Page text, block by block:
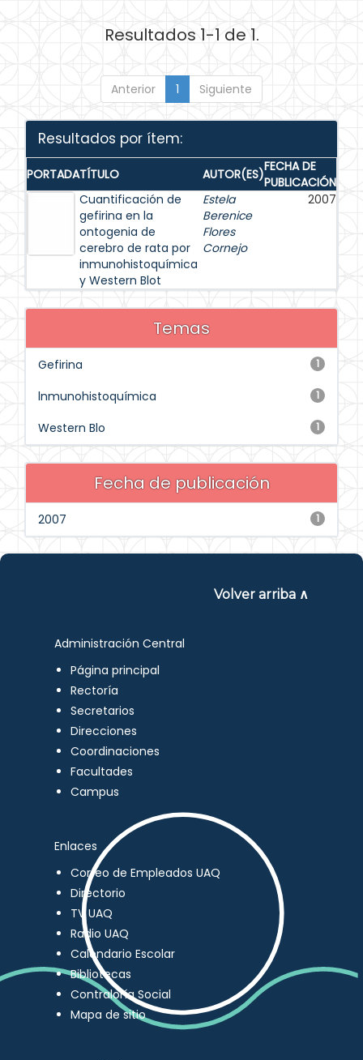
Resultados 1-1 de 1.
Anterior 1 Siguiente
Resultados por ítem:
PORTADATÍTULO AUTOR(ES)FECHA DE
PUBLICACIÓN
Cuantificación de
gefirina en la
ontogenia de
cerebro de rata por
inmunohistoquímica
y Western Blot
Estela
Berenice
Flores
Cornejo
2007
Temas
1
Gefirina
1
lnmunohistoquímica
1
Western Blo
Fecha de publicación
1
2007
Volver arriba ∧
Administración Central
Página principal
Rectoría
Secretarios
Direcciones
Coordinaciones
Facultades
Campus
Enlaces
Correo de Empleados UAQ
Directorio
TV UAQ
Radio UAQ
Calendario Escolar
Bibliotecas
Contraloría Social
Mapa de sitio